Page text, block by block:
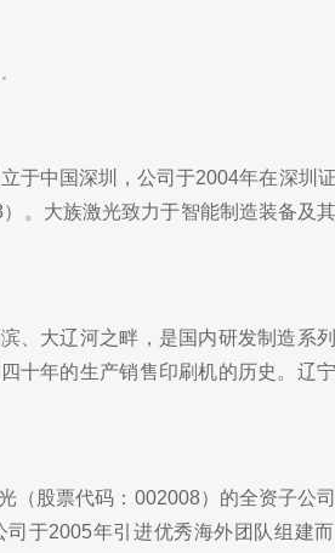
于中国深圳，公司于2004年在深圳
。大族激光致力于智能制造装备及
、大辽河之畔，是国内研发制造系
十年的生产销售印刷机的历史。辽
（股票代码：002008）的全资子公
于2005年引进优秀海外团队组建